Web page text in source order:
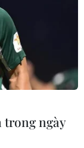
trong ngày